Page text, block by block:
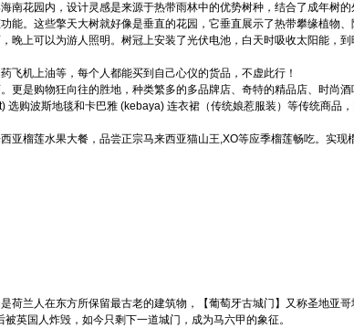
南花园内，设计灵感是来源于热带雨林中的优势树种，结合了成年树
能。这些擎天大树就好像是垂直的花园，它垂直展示了热带攀缘植物
晚上可以为游人照明。树冠上安装了光伏电池，白天时吸收太阳能，到
飞机上油等，每个人都能买到自己心仪的货品，不虚此行！
更是购物狂向往的胜地，种类繁多的多品牌店、奇特的精品店、时尚
购波斯地毯和卡巴雅 (kebaya) 连衣裙（传统娘惹服装）等传统商品
亚榴莲水果大餐，品尝正宗马来西亚猫山王,XO等应季榴莲畅吃。实现
荷兰人在东方所保留最古老的建筑物，【葡萄牙古城门】又称圣地亚哥
英国人炸毁，如今只剩下一道城门，成为马六甲的象征。